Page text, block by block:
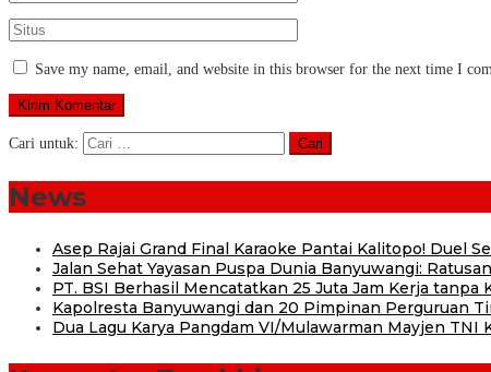
Save my name, email, and website in this browser for the next time I
Cari untuk:
News
Asep Rajai Grand Final Karaoke Pantai Kalitopo! Duel
Jalan Sehat Yayasan Puspa Dunia Banyuwangi:
PT. BSI Berhasil Mencatatkan 25 Juta Jam Kerja tanpa
Kapolresta Banyuwangi dan 20 Pimpinan Perguruan
Dua Lagu Karya Pangdam VI/Mulawarman Mayjen